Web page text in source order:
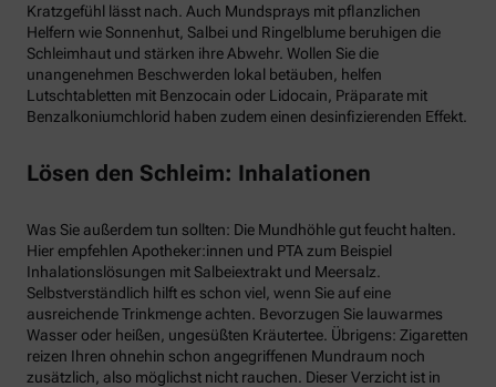
Kratzgefühl lässt nach. Auch Mundsprays mit pflanzlichen
Helfern wie Sonnenhut, Salbei und Ringelblume beruhigen die
Schleimhaut und stärken ihre Abwehr. Wollen Sie die
unangenehmen Beschwerden lokal betäuben, helfen
Lutschtabletten mit Benzocain oder Lidocain, Präparate mit
Benzalkoniumchlorid haben zudem einen desinfizierenden Effekt.
Lösen den Schleim: Inhalationen
Was Sie außerdem tun sollten: Die Mundhöhle gut feucht halten.
Hier empfehlen Apotheker:innen und PTA zum Beispiel
Inhalationslösungen mit Salbeiextrakt und Meersalz.
Selbstverständlich hilft es schon viel, wenn Sie auf eine
ausreichende Trinkmenge achten. Bevorzugen Sie lauwarmes
Wasser oder heißen, ungesüßten Kräutertee. Übrigens: Zigaretten
reizen Ihren ohnehin schon angegriffenen Mundraum noch
zusätzlich, also möglichst nicht rauchen. Dieser Verzicht ist in